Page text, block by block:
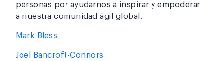
personas por ayudarnos a inspirar y empoderar
a nuestra comunidad ágil global.
Mark Bless
Joel Bancroft-Connors